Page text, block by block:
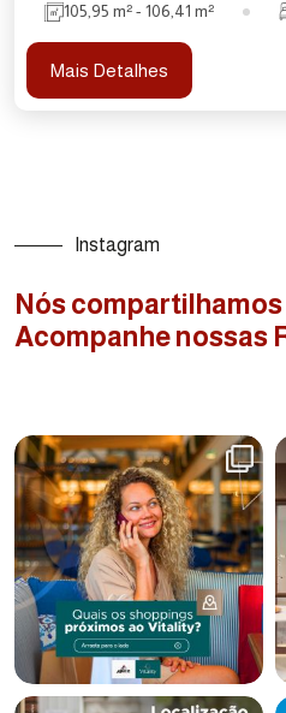
105,95 m² - 106,41 m²
Mais Detalhes
Instagram
Nós
Acompanhe nossas